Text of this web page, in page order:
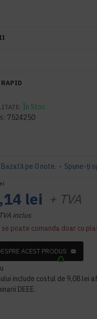
În Stoc
7524250
Bazată pe 0 note. - Spune-ţi
lei + TVA
TVA inclus
poate comanda doar cu
ACEST PRODUS
include costul de 9,08 lei
DEEE.